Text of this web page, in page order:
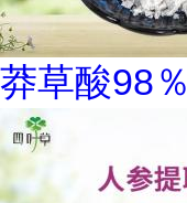
莽草酸98％